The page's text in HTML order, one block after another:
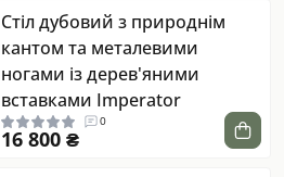
Стіл дубовий з природнім
кантом та металевими
ногами із дерев'яними
вставками Imperator
0
16 800 ₴